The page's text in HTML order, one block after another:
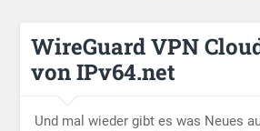
WireGuard VPN
von IPv64.net
Und mal wieder gibt es was Neues